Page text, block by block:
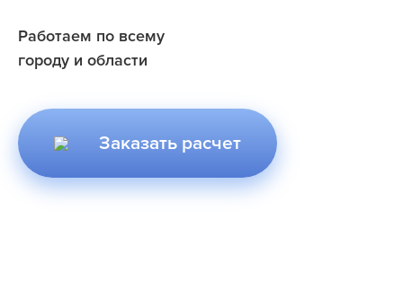
Работаем по всему
городу и области
Заказать расчет